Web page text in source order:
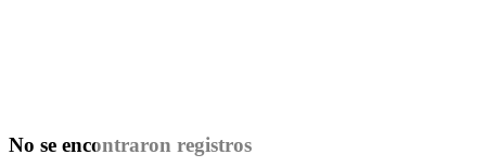
No se encontraron registros